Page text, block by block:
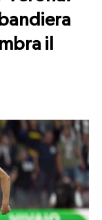
il